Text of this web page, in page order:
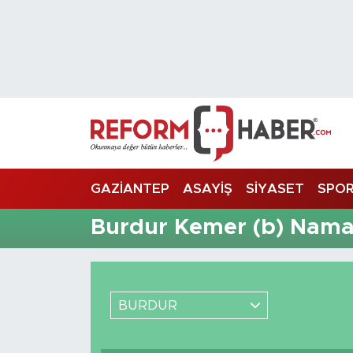
GAZİANTEP ASAYİŞ SİYASET SPOR
Burdur Kemer (b)
BURDUR
Trafik Durumu
Süper Lig Puan Durumu ve Fikstür
Tüm Manşetler
Son Dakika Haberleri
Haber Arşivi